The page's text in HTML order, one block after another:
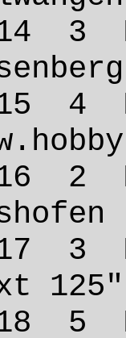
3
4
2
3
5